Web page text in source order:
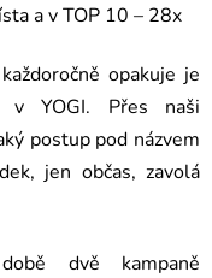
a v TOP 10 – 28x
opakuje je
v YOGI. Přes naši
postup pod názvem
jen občas, zavolá
dvě kampaně